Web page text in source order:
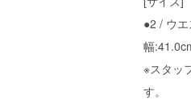
●2 / ウ
幅
※スタッ
す。